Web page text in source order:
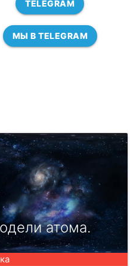
TELEGRAM
МЫ В TELEGRAM
атома.